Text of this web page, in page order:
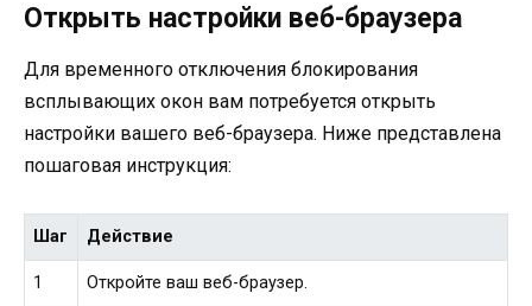
Открыть настройки веб-браузера
Для временного отключения блокирования
всплывающих окон вам потребуется открыть
настройки вашего веб-браузера. Ниже представлена
пошаговая инструкция:
Шаг Действие
1 Откройте ваш веб-браузер.